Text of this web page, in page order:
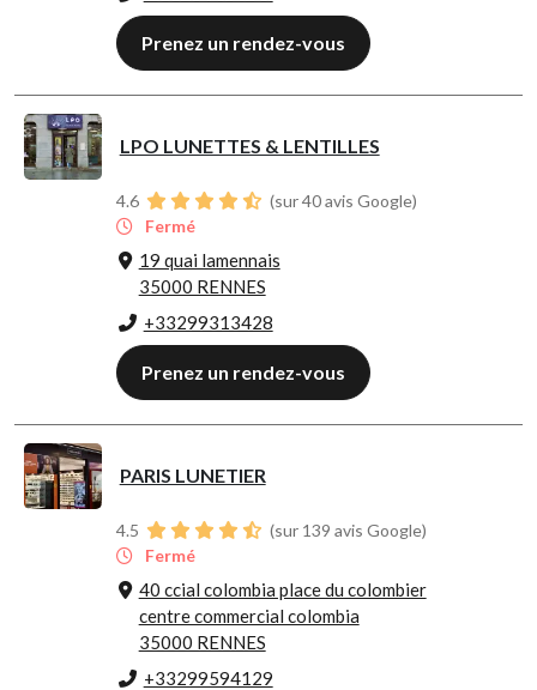
Prenez un rendez-vous
LPO LUNETTES & LENTILLES
4.6
(sur 40 avis Google)
Fermé
19 quai lamennais
35000 RENNES
+33299313428
Prenez un rendez-vous
PARIS LUNETIER
4.5
(sur 139 avis Google)
Fermé
40 ccial colombia place du colombier
centre commercial colombia
35000 RENNES
+33299594129